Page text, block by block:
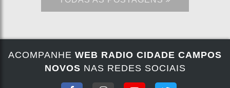
ACOMPANHE WEB RADIO CIDADE CAMPOS
NOVOS NAS REDES SOCIAIS